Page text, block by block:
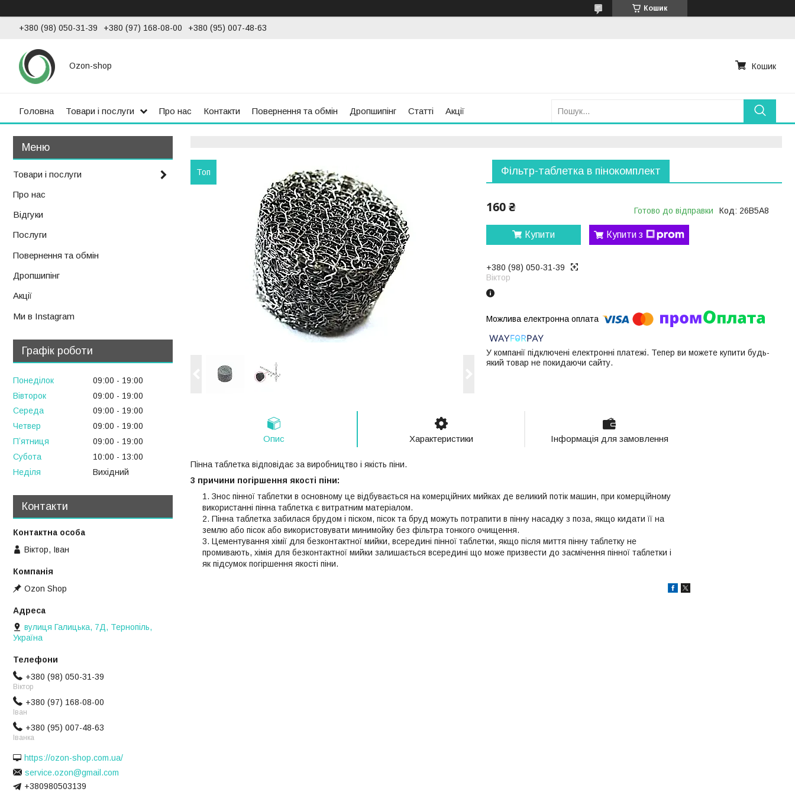
Кошик
+380 (98) 050-31-39 +380 (97) 168-08-00 +380 (95) 007-48-63
Ozon-shop Кошик
Головна Товари і послуги Про нас Контакти Повернення та обмін Дропшипінг Статті Акції
Топ Фільтр-таблетка в пінокомплект
160 ₴ Готово до відправки Код: 26B5A8
Купити Купити з
+380 (98) 050-31-39
Віктор
У компанії підключені електронні платежі. Тепер ви можете купити будь-
який товар не покидаючи сайту.
Опис Характеристики Інформація для замовлення
Пінна таблетка відповідає за виробництво і якість піни.
3 причини погіршення якості піни:
Знос пінної таблетки в основному це відбувається на комерційних мийках де великий потік машин, при комерційному
використанні пінна таблетка є витратним матеріалом.
Пінна таблетка забилася брудом і піском, пісок та бруд можуть потрапити в пінну насадку з поза, якщо кидати її на
землю або пісок або використовувати минимойку без фільтра тонкого очищення.
Цементування хімії для безконтактної мийки, всередині пінної таблетки, якщо після миття пінну таблетку не
промивають, хімія для безконтактної мийки залишається всередині що може призвести до засмічення пінної таблетки і
як підсумок погіршення якості піни.
Товари і послуги
Про нас
Відгуки
Послуги
Повернення та обмін
Дропшипінг
Акції
Ми в Instagram
Графік роботи
Понеділок 09:00
19:00
Вівторок
09:00
19:00
Середа
09:00
19:00
Четвер
09:00
19:00
Пʼятниця
09:00
19:00
Субота
10:00
13:00
Неділя
Вихідний
Контакти
Віктор, Іван
Ozon Shop
вулиця Галицька, 7Д, Тернопіль,
Україна
+380 (98) 050-31-39
Віктор
+380 (97) 168-08-00
Іван
+380 (95) 007-48-63
Іванка
https://ozon-shop.com.ua/
service.ozon@gmail.com
+380980503139